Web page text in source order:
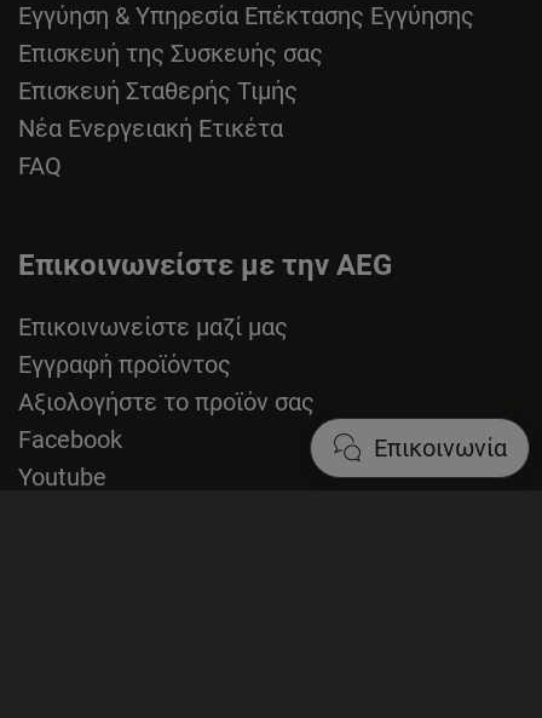
Επικοινωνία
Εγγύηση & Υπηρεσία Επέκτασης Εγγύησης
Επισκευή της Συσκευής σας
Επισκευή Σταθερής Τιμής
Νέα Ενεργειακή Ετικέτα
FAQ
Επικοινωνείστε με την AEG
Επικοινωνείστε μαζί μας
Εγγραφή προϊόντος
Αξιολογήστε το προϊόν σας
Facebook
Youtube